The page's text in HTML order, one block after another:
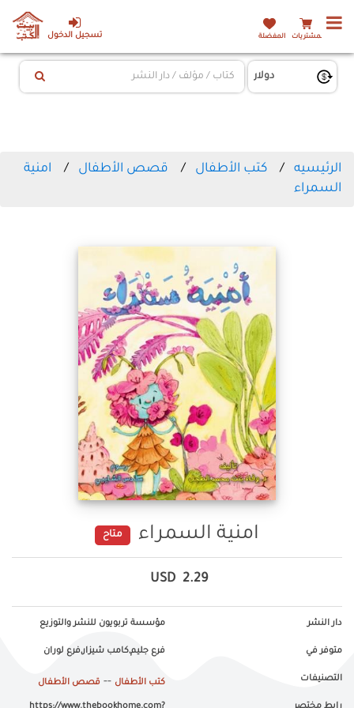
تسجيل الدخول المشتريات المفضلة
الرئيسيه كتب الأطفال قصص الأطفال
امنية
السمراء
امنية السمراء متاح
2.29
USD
دار النشر مؤسسة تربويون للنشر والتوزيع
متوفر في فرع جليم,كامب شيزار,فرع لوران
التصنيفات كتب الأطفال -- قصص الأطفال